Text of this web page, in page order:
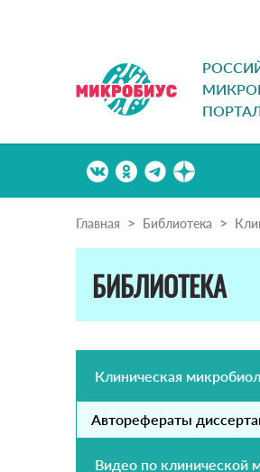
Главная Библиотека
БИБЛИОТЕКА
Клиническая
Авторефераты
Видео по клинической